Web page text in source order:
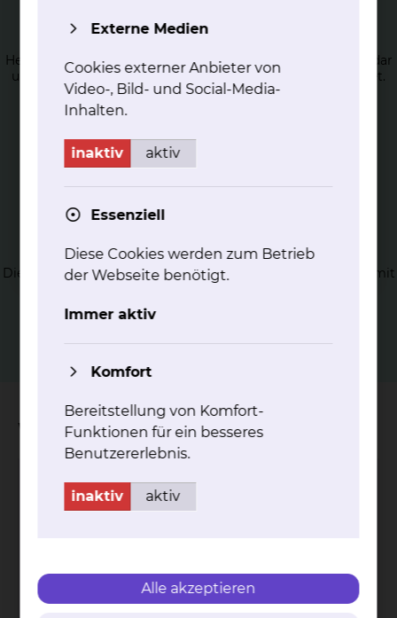
Her­ni­en
Hernien stellen muskuläre Schwachstellen der Bauchwand dar
und werden daher auch als (Eingeweide-)Brüche bezeichnet.
Sto­ma­the­ra­pie
Die Stomatherapie stellt eine beratende Hilfe für das Leben mit
Wichtige Kontakte
Darmkrebszentrum
Externe Medien
Cookies externer Anbieter von
Video-, Bild- und Social-Media-
Inhalten.
inaktiv aktiv
Essenziell
Diese Cookies werden zum Betrieb
der Webseite benötigt.
Immer aktiv
Komfort
Bereitstellung von Komfort-
Funktionen für ein besseres
Benutzererlebnis.
inaktiv aktiv
Alle akzeptieren